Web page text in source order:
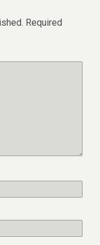
Required